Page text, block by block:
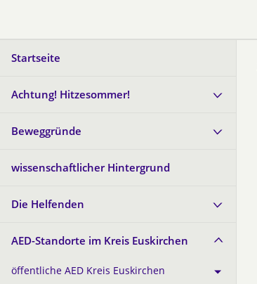
Startseite
Achtung! Hitzesommer!
Beweggründe
wissenschaftlicher Hintergrund
Die Helfenden
AED-Standorte im Kreis Euskirchen
öffentliche AED Kreis Euskirchen